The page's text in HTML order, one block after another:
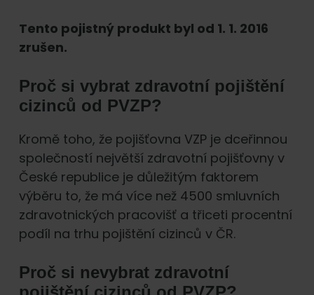
Tento pojistný produkt byl od 1. 1. 2016
zrušen.
Proč si vybrat zdravotní pojištění
cizinců od PVZP?
Kromě toho, že pojišťovna VZP je dceřinnou
společností největší zdravotní pojišťovny v
České republice je důležitým faktorem
výběru to, že má více než 4500 smluvních
zdravotnických pracovišť a třiceti procentní
podíl na trhu pojištění cizinců v ČR.
Proč si nevybrat zdravotní